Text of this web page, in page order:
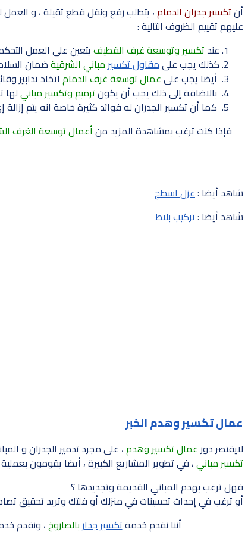
أنتكسير جدران الدمام، يتطلب رفع ونقل قطع ثقيلة ، و
عليهم تقييم الظروف التالية :
عند تكسير وتوسعة غرف القطيفيتعين على العمل
كذلك يجب علىمقاول تكسيرمباني الشرقيةضمان
أيضا يجب علىعمال توسعة غرف الدمام اتخاذ تدابير
بالاضافة إلى ذلك يجب أن يكونترميم وتكسير مبانيلها
كما أن تكسير الجدران له فوائد كثيرة خاصة انه يتم إزالة
فإذا كنت ترغب بمشاهدة المزيد منأعمال توسعة الغرف
شاهد أيضا :عزل اسطح
شاهد أيضا :تركيب بلاط
عمال تكسير وهدم الخبر
لايقتصر دور عمال تكسير وهدم، على مجرد تدمير الجدران و
تكسير مباني، في تطوير المشاريع الكبيرة ، أيضا يقومون بعملية
فهل ترغب بهدم المباني القديمة وتجديدها ؟
أو ترغب في إحداث تحسينات في منزلك أو فلتك وتريد تحقيق
أننا نقدم خدمةتكسير جدار بالصاروخ، ونقدم